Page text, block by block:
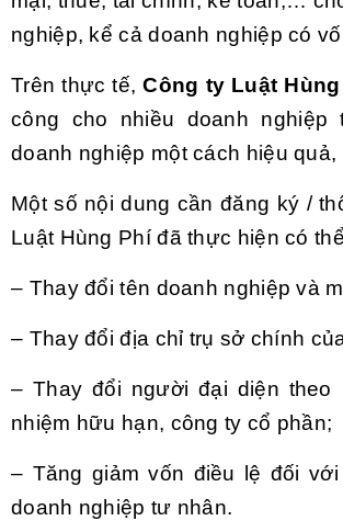
nghiệp, kể cả doanh nghiệp có
Trên thực tế,Công ty Luật
công cho nhiều doanh
doanh nghiệp một cách hiệu
Một số nội dung cần đăng ký /
Luật Hùng Phí đã thực hiện có
– Thay đổi tên doanh nghiệp và
– Thay đổi địa chỉ trụ sở chính
– Thay đổi người đại diện theo
nhiệm hữu hạn, công ty cổ phần;
– Tăng giảm vốn điều lệ đối
doanh nghiệp tư nhân.